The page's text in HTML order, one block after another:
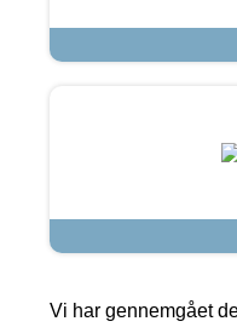
Vi har gennemgået